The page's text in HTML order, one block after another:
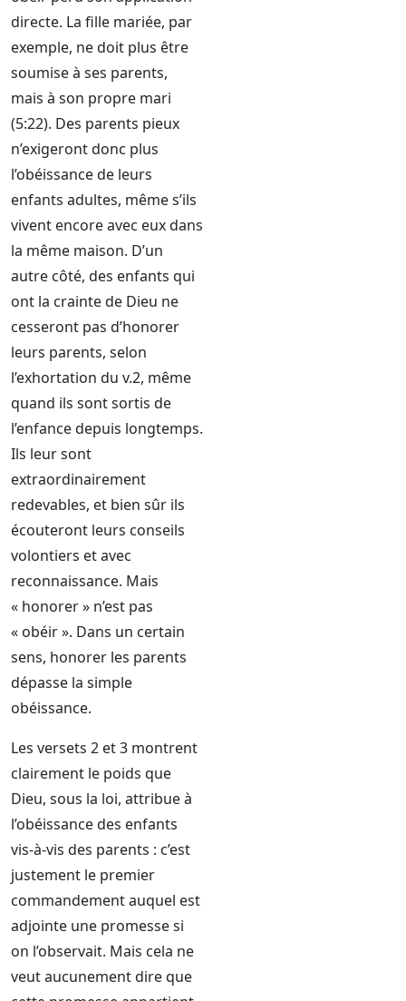
directe. La fille mariée, par
exemple, ne doit plus être
soumise à ses parents,
mais à son propre mari
(5:22). Des parents pieux
n’exigeront donc plus
l’obéissance de leurs
enfants adultes, même s’ils
vivent encore avec eux dans
la même maison. D’un
autre côté, des enfants qui
ont la crainte de Dieu ne
cesseront pas d’honorer
leurs parents, selon
l’exhortation du v.2, même
quand ils sont sortis de
l’enfance depuis longtemps.
Ils leur sont
extraordinairement
redevables, et bien sûr ils
écouteront leurs conseils
volontiers et avec
reconnaissance. Mais
« honorer » n’est pas
« obéir ». Dans un certain
sens, honorer les parents
dépasse la simple
obéissance.
Les versets 2 et 3 montrent
clairement le poids que
Dieu, sous la loi, attribue à
l’obéissance des enfants
vis-à-vis des parents : c’est
justement le premier
commandement auquel est
adjointe une promesse si
on l’observait. Mais cela ne
veut aucunement dire que